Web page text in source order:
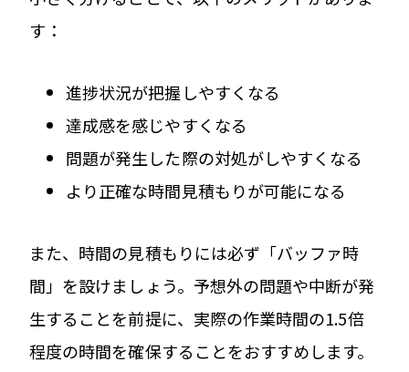
す：
進捗状況が把握しやすくなる
達成感を感じやすくなる
問題が発生した際の対処がしやすくなる
より正確な時間見積もりが可能になる
また、時間の見積もりには必ず「バッファ時
間」を設けましょう。予想外の問題や中断が発
生することを前提に、実際の作業時間の1.5倍
程度の時間を確保することをおすすめします。